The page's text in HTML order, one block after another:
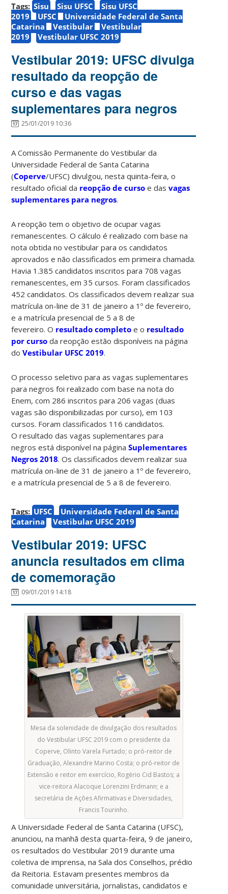
Tags: Sisu Sisu UFSC
Sisu UFSC
2019
UFSC
Universidade Federal de Santa
Catarina
Vestibular
Vestibular
2019
Vestibular UFSC 2019
Vestibular 2019: UFSC divulga
resultado da reopção de
curso e das vagas
suplementares para negros
25/01/2019 10:36
A Comissão Permanente do Vestibular da
Universidade Federal de Santa Catarina
(Coperve/UFSC) divulgou, nesta quinta-feira, o
resultado oficial da reopção de curso e dasvagas
suplementares para negros.
A reopção tem o objetivo de ocupar vagas
remanescentes. O cálculo é realizado com base na
nota obtida no vestibular para os candidatos
aprovados e não classificados em primeira chamada.
Havia 1.385 candidatos inscritos para 708 vagas
remanescentes, em 35 cursos. Foram classificados
452 candidatos. Os classificados devem realizar sua
matrícula on-line de 31 de janeiro a 1º de fevereiro,
e a matrícula presencial de 5 a 8 de
fevereiro. O resultado completo e o resultado
por curso da reopção estão disponíveis na página
doVestibular UFSC 2019.
O processo seletivo para as vagas suplementares
para negros foi realizado com base na nota do
Enem, com 286 inscritos para 206 vagas (duas
vagas são disponibilizadas por curso), em 103
cursos. Foram classificados 116 candidatos.
O resultado das vagas suplementares para
negros está disponível na páginaSuplementares
Negros 2018. Os classificados devem realizar sua
matrícula on-line de 31 de janeiro a 1º de fevereiro,
e a matrícula presencial de 5 a 8 de fevereiro.
Tags: UFSC
Universidade Federal de Santa
Catarina
Vestibular UFSC 2019
Vestibular 2019: UFSC
anuncia resultados em clima
de comemoração
09/01/2019 14:18
Mesa da solenidade de divulgação dos resultados
do Vestibular UFSC 2019 com o presidente da
Coperve, Olinto Varela Furtado; o pró-reitor de
Graduação, Alexandre Marino Costa; o pró-reitor de
Extensão e reitor em exercício, Rogério Cid Bastos; a
vice-reitora Alacoque Lorenzini Erdmann; e a
secretária de Ações Afirmativas e Diversidades,
Francis Tourinho.
A Universidade Federal de Santa Catarina (UFSC),
anunciou, na manhã desta quarta-feira, 9 de janeiro,
os resultados do Vestibular 2019 durante uma
coletiva de imprensa, na Sala dos Conselhos, prédio
da Reitoria. Estavam presentes membros da
comunidade universitária, jornalistas, candidatos e